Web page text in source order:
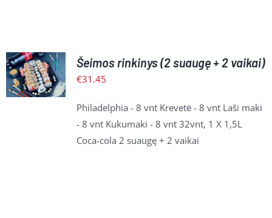
Į
KREPŠELĮ
/
PLAČIAU
Šeimos rinkinys (2 suaugę + 2 vaikai)
€31.45
Philadelphia - 8 vnt Krevetė - 8 vnt Laši maki
- 8 vnt Kukumaki - 8 vnt 32vnt, 1 X 1,5L
Coca-cola 2 suaugę + 2 vaikai